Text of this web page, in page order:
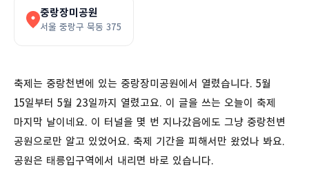
중랑장미공원
서울 중랑구 묵동 375
축제는 중랑천변에 있는 중랑장미공원에서 열렸습니다. 5월
15일부터 5월 23일까지 열렸고요. 이 글을 쓰는 오늘이 축제
마지막 날이네요. 이 터널을 몇 번 지나갔음에도 그냥 중랑천변
공원으로만 알고 있었어요. 축제 기간을 피해서만 왔었나 봐요.
공원은 태릉입구역에서 내리면 바로 있습니다.